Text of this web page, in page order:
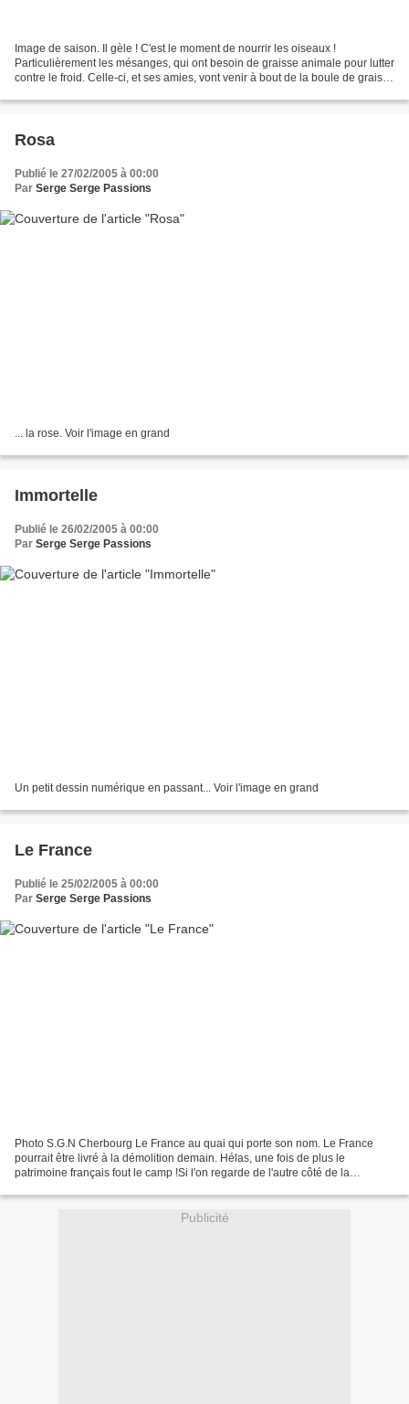
Image de saison. Il gèle ! C'est le moment de nourrir les oiseaux !
Particulièrement les mésanges, qui ont besoin de graisse animale pour lutter
contre le froid. Celle-ci, et ses amies, vont venir à bout de la boule de graisse
Rosa
Publié le 27/02/2005 à 00:00
Par Serge Serge Passions
... la rose. Voir l'image en grand
Immortelle
Publié le 26/02/2005 à 00:00
Par Serge Serge Passions
Un petit dessin numérique en passant... Voir l'image en grand
Le France
Publié le 25/02/2005 à 00:00
Par Serge Serge Passions
Photo S.G.N Cherbourg Le France au quai qui porte son nom. Le France
pourrait être livré à la démolition demain. Hélas, une fois de plus le
patrimoine français fout le camp !Si l'on regarde de l'autre côté de la
Publicité